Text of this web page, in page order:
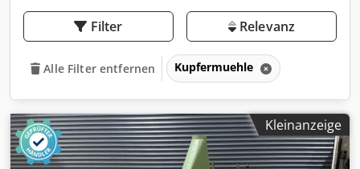
Filter Relevanz
Alle Filter entfernen Kupfermuehle
Kleinanzeige